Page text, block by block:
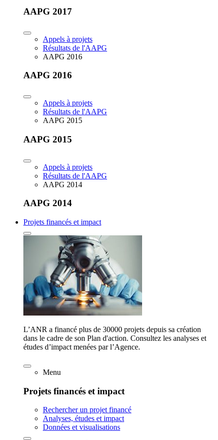
AAPG 2017
Appels à projets
Résultats de l'AAPG
AAPG 2016
AAPG 2016
Appels à projets
Résultats de l'AAPG
AAPG 2015
AAPG 2015
Appels à projets
Résultats de l'AAPG
AAPG 2014
AAPG 2014
Projets financés et impact
L’ANR a financé plus de 30000 projets depuis sa création
dans le cadre de son Plan d'action. Consultez les analyses et
études d’impact menées par l’Agence.
Menu
Projets financés et impact
Rechercher un projet financé
Analyses, études et impact
Données et visualisations